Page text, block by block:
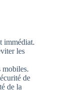
immédiat.
les
mobiles.
de
de la